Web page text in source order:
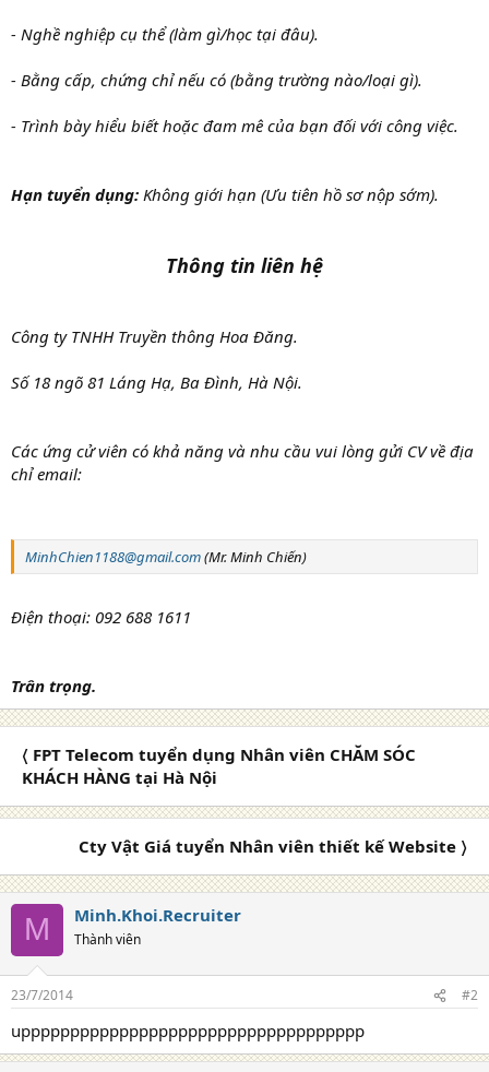
- Nghề nghiệp cụ thể (làm gì/học tại đâu).
- Bằng cấp, chứng chỉ nếu có (bằng trường nào/loại gì).
- Trình bày hiểu biết hoặc đam mê của bạn đối với công việc.
Hạn tuyển dụng: Không giới hạn (Ưu tiên hồ sơ nộp sớm).
Thông tin liên hệ
Công ty TNHH Truyền thông Hoa Đăng.
Số 18 ngõ 81 Láng Hạ, Ba Đình, Hà Nội.
Các ứng cử viên có khả năng và nhu cầu vui lòng gửi CV về địa
chỉ email:
MinhChien1188@gmail.com(Mr. Minh Chiến)
Điện thoại: 092 688 1611
Trân trọng.
〈 FPT Telecom tuyển dụng Nhân viên CHĂM SÓC
KHÁCH HÀNG tại Hà Nội
Cty Vật Giá tuyển Nhân viên thiết kế Website 〉
M Minh.Khoi.Recruiter
Thành viên
23/7/2014 #2
uppppppppppppppppppppppppppppppppppp